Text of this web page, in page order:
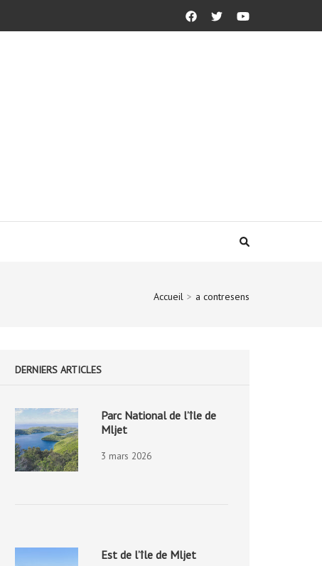
Accueil > a contresens
DERNIERS ARTICLES
Parc National de l’île de
Mljet
3 mars 2026
Est de l’île de Mljet